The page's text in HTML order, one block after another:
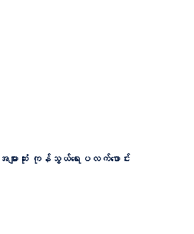
ျားဆုံး ကုန်သွယ်ရေးပလက်ဖောင်း